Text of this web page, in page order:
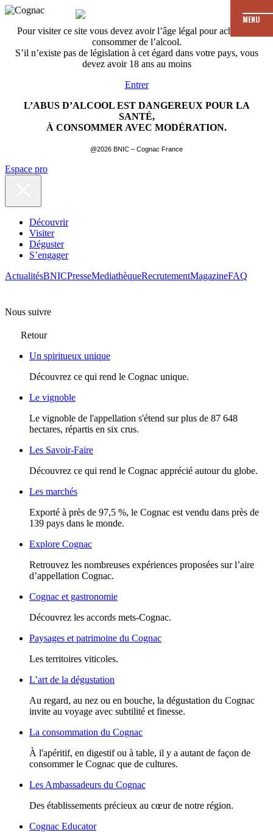
Pour visiter ce site vous devez avoir l’âge légal pour acheter et
consommer de l’alcool.
S’il n’existe pas de législation à cet égard dans votre pays, vous
devez avoir 18 ans au moins
Entrer
L’ABUS D’ALCOOL EST DANGEREUX POUR LA
SANTÉ,
À CONSOMMER AVEC MODÉRATION.
@2026 BNIC – Cognac France
MENU
Espace pro
Découvrir
Visiter
Déguster
S’engager
ActualitésBNICPresseMediathèqueRecrutementMagazineFAQ
Nous suivre
Retour
Un spiritueux unique
Découvrez ce qui rend le Cognac unique.
Le vignoble
Le vignoble de l'appellation s'étend sur plus de 87 648
hectares, répartis en six crus.
Les Savoir-Faire
Découvrez ce qui rend le Cognac apprécié autour du globe.
Les marchés
Exporté à près de 97,5 %, le Cognac est vendu dans près de
139 pays dans le monde.
Explore Cognac
Retrouvez les nombreuses expériences proposées sur l’aire
d’appellation Cognac.
Cognac et gastronomie
Découvrez les accords mets-Cognac.
Paysages et patrimoine du Cognac
Les territoires viticoles.
L’art de la dégustation
Au regard, au nez ou en bouche, la dégustation du Cognac
invite au voyage avec subtilité et finesse.
La consommation du Cognac
À l'apéritif, en digestif ou à table, il y a autant de façon de
consommer le Cognac que de cultures.
Les Ambassadeurs du Cognac
Des établissements précieux au cœur de notre région.
Cognac Educator